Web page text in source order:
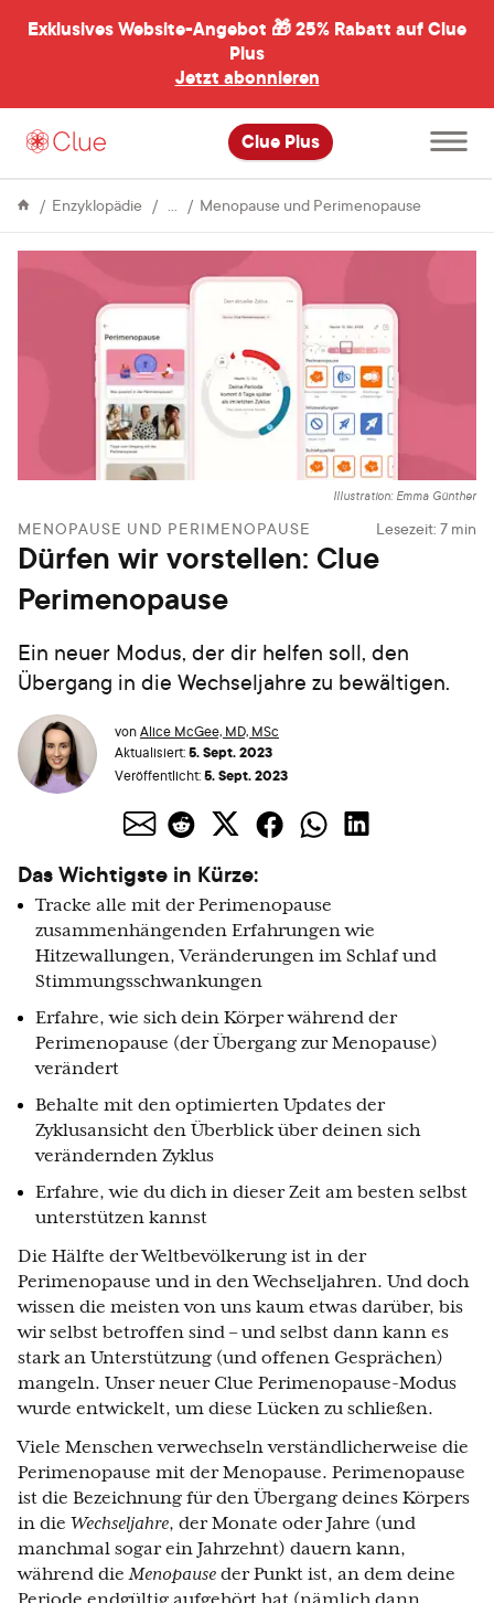
Exklusives Website-Angebot 🎁25% Rabatt auf Clue
Plus
Jetzt abonnieren
Clue Plus
öffnen
Enzyklopädie Menstruation
Menopause und PerimenopauseDürfen
Illustration: Emma Günther
MENOPAUSE UND PERIMENOPAUSE Lesezeit: 7 min
Dürfen wir vorstellen: Clue
Perimenopause
Ein neuer Modus, der dir helfen soll, den
Übergang in die Wechseljahre zu bewältigen.
vonAlice McGee, MD, MSc
Aktualisiert:5. Sept. 2023
Veröffentlicht:5. Sept. 2023
Das Wichtigste in Kürze:
Tracke alle mit der Perimenopause
zusammenhängenden Erfahrungen wie
Hitzewallungen, Veränderungen im Schlaf und
Stimmungsschwankungen
Erfahre, wie sich dein Körper während der
Perimenopause (der Übergang zur Menopause)
verändert
Behalte mit den optimierten Updates der
Zyklusansicht den Überblick über deinen sich
verändernden Zyklus
Erfahre, wie du dich in dieser Zeit am besten selbst
unterstützen kannst
Die Hälfte der Weltbevölkerung ist in der
Perimenopause und in den Wechseljahren. Und doch
wissen die meisten von uns kaum etwas darüber, bis
wir selbst betroffen sind – und selbst dann kann es
stark an Unterstützung (und offenen Gesprächen)
mangeln. Unser neuer Clue Perimenopause-Modus
wurde entwickelt, um diese Lücken zu schließen.
Viele Menschen verwechseln verständlicherweise die
Perimenopause mit der Menopause. Perimenopause
ist die Bezeichnung für den Übergang deines Körpers
in die Wechseljahre, der Monate oder Jahre (und
manchmal sogar ein Jahrzehnt) dauern kann,
während dieMenopause der Punkt ist, an dem deine